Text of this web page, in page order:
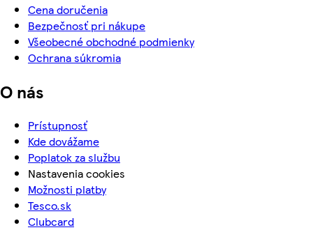
Cena doručenia
Bezpečnosť pri nákupe
Všeobecné obchodné podmienky
Ochrana súkromia
O nás
Prístupnosť
Kde dovážame
Poplatok za službu
Nastavenia cookies
Možnosti platby
Tesco.sk
Clubcard